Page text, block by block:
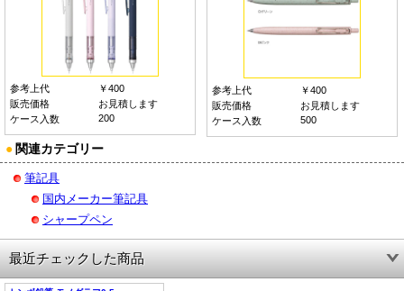
参考上代
￥400
販売価格
お見積します
ケース入数
200
参考上代
￥400
販売価格
お見積します
ケース入数
500
● 関連カテゴリー
筆記具
国内メーカー筆記具
シャープペン
最近チェックした商品